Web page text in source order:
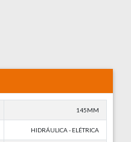
145MM
HIDRÁULICA - ELÉTRICA